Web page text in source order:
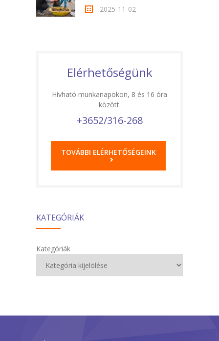
2025-11-02
Elérhetőségünk
Hívható munkanapokon, 8 és 16 óra
között.
+3652/316-268
TOVÁBBI ELÉRHETŐSÉGEINK
KATEGÓRIÁK
Kategóriák